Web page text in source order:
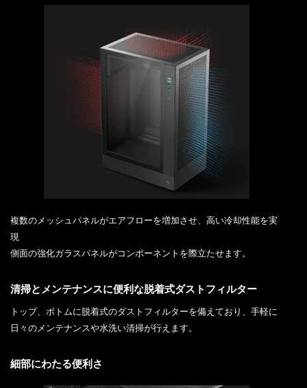
複数のメッシュパネルがエアフローを増加させ、高い冷却性能を実
現
側面の強化ガラスパネルがコンポーネントを際立たせます。
清掃とメンテナンスに便利な脱着式ダストフィルター
トップ、ボトムに脱着式のダストフィルターを備えており、手軽に
日々のメンテナンスや水洗い清掃が行えます。
細部にわたる便利さ